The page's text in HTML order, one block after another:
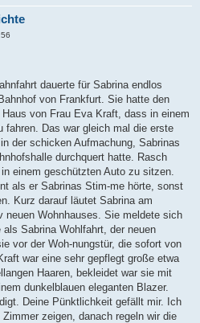
dauerte für Sabrina endlos
von Frankfurt. Sie hatte den
von Frau Eva Kraft, dass in einem
fahren. Das war gleich mal die erste
der schicken Aufmachung, Sabrinas
durchquert hatte. Rasch
einem geschützten Auto zu sitzen.
als er Sabrinas Stim-me hörte, sonst
Kurz darauf läutet Sabrina am
neuen Wohnhauses. Sie meldete sich
Sabrina Wohlfahrt, der neuen
vor der Woh-nungstür, die sofort von
war eine sehr gepflegt große etwa
Haaren, bekleidet war sie mit
dunkelblauen eleganten Blazer.
Deine Pünktlichkeit gefällt mir. Ich
zeigen, danach regeln wir die